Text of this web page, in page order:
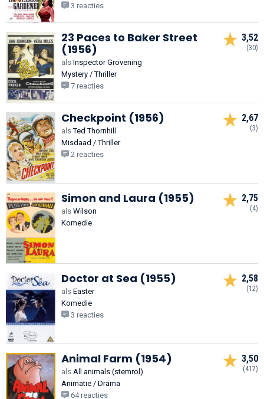
3 reacties
23 Paces to Baker Street
(1956)
als Inspector Grovening
Mystery / Thriller
7 reacties
3,52
(30)
Checkpoint (1956)
alsTed Thornhill
Misdaad / Thriller
2 reacties
2,67
(3)
Simon and Laura (1955)
als Wilson
Komedie
2,75
(4)
Doctor at Sea (1955)
als Easter
Komedie
3 reacties
2,58
(12)
Animal Farm (1954)
als All animals (stemrol)
Animatie / Drama
64 reacties
3,50
(417)